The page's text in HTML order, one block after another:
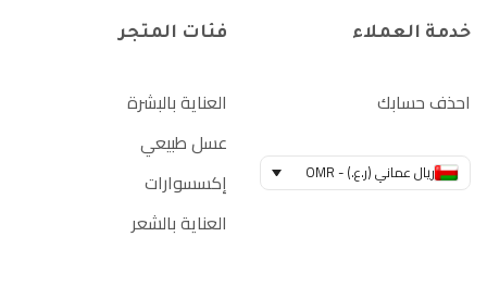
خدمة العملاء
احذف حسابك
ريال عماني (ر.ع.) - OMR
فئات المتجر
العناية بالبشرة
عسل طبيعي
إكسسوارات
العناية بالشعر